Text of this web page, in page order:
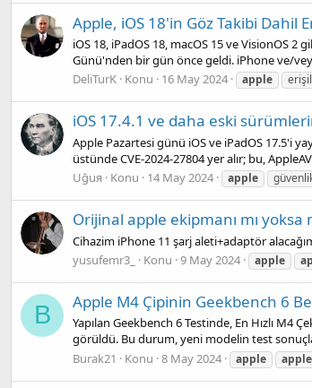
Apple, iOS 18'in Göz Takibi Dahil
iOS 18, iPadOS 18, macOS 15 ve VisionOS
Günü'nden bir gün önce geldi. iPhone ve/
DeliTurK Konu 16 May 2024 apple
iOS 17.4.1 ve daha eski
Apple Pazartesi günü iOS ve iPadOS 17.5'i
üstünde CVE-2024-27804 yer alır; bu,
Uğuя
Konu 14 May 2024 apple
Orijinal apple ekipmanı mı yoksa
Cihazim iPhone 11 şarj aleti+adaptör
yusufemr3_
Konu 9 May 2024 apple
B Apple M4 Çipinin Geekbench 6
Yapılan Geekbench 6 Testinde, En Hızlı M4
görüldü. Bu durum, yeni modelin test
Burak21
Konu 8 May 2024 apple apple